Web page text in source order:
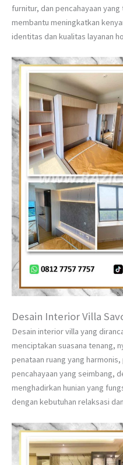
furnitur, dan pencahayaan
membantu meningkatkan
identitas dan kualitas layanan
Desain Interior Villa
Desain interior villa yang
menciptakan suasana tenang,
penataan ruang yang
pencahayaan yang seimbang,
menghadirkan hunian yang
dengan kebutuhan relaksasi